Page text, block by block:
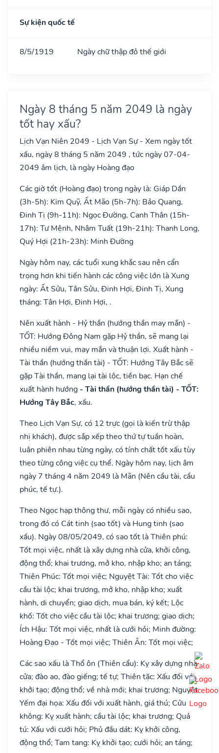
Sự kiện quốc tế
8/5/1919 Ngày chữ thập đỏ thế giới
Ngày 8 tháng 5 năm 2049 là ngày
tốt hay xấu?
Lịch Vạn Niên 2049 - Lịch Vạn Sự - Xem ngày tốt
xấu, ngày 8 tháng 5 năm 2049 , tức ngày 07-04-
2049 âm lịch, là ngày Hoàng đạo
Các giờ tốt (Hoàng đạo) trong ngày là: Giáp Dần
(3h-5h): Kim Quỹ, Ất Mão (5h-7h): Bảo Quang,
Đinh Tị (9h-11h): Ngọc Đường, Canh Thân (15h-
17h): Tư Mệnh, Nhâm Tuất (19h-21h): Thanh Long,
Quý Hợi (21h-23h): Minh Đường
Ngày hôm nay, các tuổi xung khắc sau nên cẩn
trọng hơn khi tiến hành các công việc lớn là Xung
ngày: Ất Sửu, Tân Sửu, Đinh Hợi, Đinh Tị, Xung
tháng: Tân Hợi, Đinh Hợi, .
Nên xuất hành - Hỷ thần (hướng thần may mắn) -
TỐT: Hướng Đông Nam gặp Hỷ thần, sẽ mang lại
nhiều niềm vui, may mắn và thuận lợi. Xuất hành -
Tài thần (hướng thần tài) - TỐT: Hướng Tây Bắc sẽ
gặp Tài thần, mang lại tài lộc, tiền bạc. Hạn chế
xuất hành hướng - Tài thần (hướng thần tài) - TỐT:
Hướng Tây Bắc, xấu.
Theo Lịch Vạn Sự, có 12 trực (gọi là kiến trừ thập
nhị khách), được sắp xếp theo thứ tự tuần hoàn,
luân phiên nhau từng ngày, có tính chất tốt xấu tùy
theo từng công việc cụ thể. Ngày hôm nay, lịch âm
ngày 7 tháng 4 năm 2049 là Mãn (Nên cầu tài, cầu
phúc, tế tự.).
Theo Ngọc hạp thông thư, mỗi ngày có nhiều sao,
trong đó có Cát tinh (sao tốt) và Hung tinh (sao
xấu). Ngày 08/05/2049, có sao tốt là Thiên phú:
Tốt mọi việc, nhất là xây dựng nhà cửa, khởi công,
động thổ; khai trương, mở kho, nhập kho; an táng;
Thiên Phúc: Tốt mọi việc; Nguyệt Tài: Tốt cho việc
cầu tài lộc; khai trương, mở kho, nhập kho; xuất
hành, di chuyển; giao dịch, mua bán, ký kết; Lộc
khố: Tốt cho việc cầu tài lộc; khai trương; giao dịch;
Ích Hậu: Tốt mọi việc, nhất là cưới hỏi; Minh đường:
Hoàng Đạo - Tốt mọi việc; Thiên Ân: Tốt mọi việc;
Các sao xấu là Thổ ôn (Thiên cẩu): Kỵ xây dựng nhà
cửa; đào ao, đào giếng; tế tự; Thiên tặc: Xấu đối với
khởi tạo; động thổ; về nhà mới; khai trương; Nguyệt
Yếm đại họa: Xấu đối với xuất hành, giá thú; Cửu
không: Kỵ xuất hành; cầu tài lộc; khai trương; Quả
tú: Xấu với cưới hỏi; Phủ đầu dát: Kỵ khởi công,
động thổ; Tam tang: Kỵ khởi tạo; cưới hỏi; an táng;